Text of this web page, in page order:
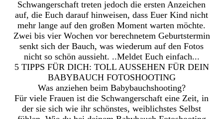
Schwangerschaft treten jedoch die ersten Anzeichen
auf, die Euch darauf hinweisen, dass Euer Kind nicht
mehr lange auf den großen Moment warten möchte.
Zwei bis vier Wochen vor berechnetem Geburtstermin
senkt sich der Bauch, was wiederum auf den Fotos
nicht so schön aussieht. ..Meldet Euch einfach...
5 TIPPS FÜR DICH: TOLL AUSSEHEN FÜR DEIN
BABYBAUCH FOTOSHOOTING
Was anziehen beim Babybauchshooting?
Für viele Frauen ist die Schwangerschaft eine Zeit, in
der sie sich wie ihr schönstes, weiblichstes Selbst